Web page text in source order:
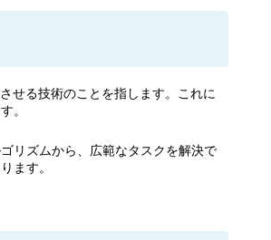
せる技術のことを指します。これに
。
リズムから、広範なタスクを解決で
ます。